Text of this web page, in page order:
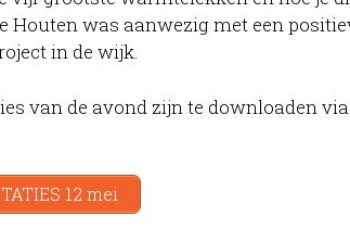
Houten was aanwezig met een
in de wijk.
van de avond zijn te downloaden
12 mei